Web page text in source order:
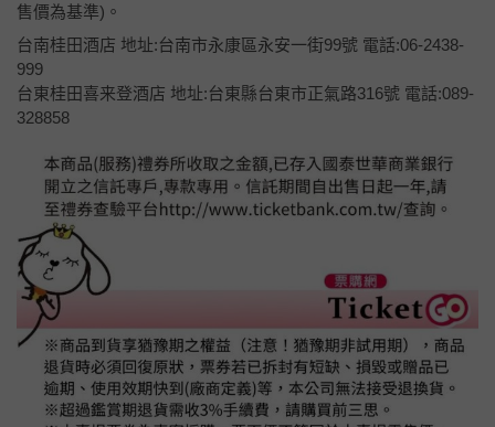
售價為基準)。
台南桂田酒店 地址:台南市永康區永安一街99號 電話:06-2438-
999
台東桂田喜来登酒店 地址:台東縣台東市正氣路316號 電話:089-
328858